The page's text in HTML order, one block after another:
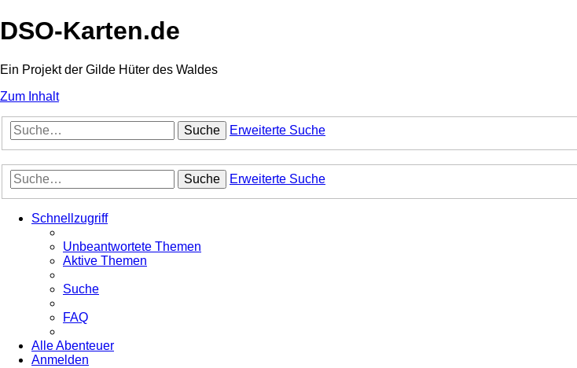
DSO-Karten.de
Ein Projekt der Gilde Hüter des Waldes
Zum Inhalt
Suche Erweiterte Suche
Suche Erweiterte Suche
Schnellzugriff
Unbeantwortete Themen
Aktive Themen
Suche
FAQ
Alle Abenteuer
Anmelden